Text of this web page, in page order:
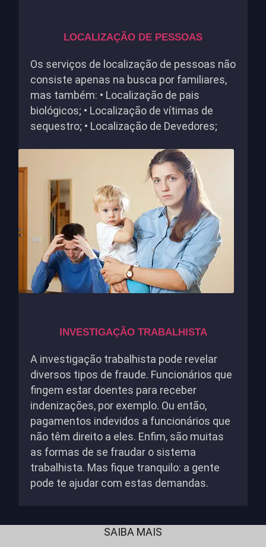
LOCALIZAÇÃO DE PESSOAS
Os serviços de localização de pessoas não
consiste apenas na busca por familiares,
mas também: • Localização de pais
biológicos; • Localização de vítimas de
sequestro; • Localização de Devedores;
INVESTIGAÇÃO TRABALHISTA
A investigação trabalhista pode revelar
diversos tipos de fraude. Funcionários que
fingem estar doentes para receber
indenizações, por exemplo. Ou então,
pagamentos indevidos a funcionários que
não têm direito a eles. Enfim, são muitas
as formas de se fraudar o sistema
trabalhista. Mas fique tranquilo: a gente
pode te ajudar com estas demandas.
SAIBA MAIS